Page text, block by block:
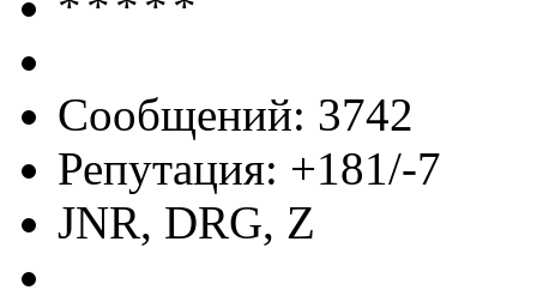
Сообщений: 3742
Репутация: +181/-7
JNR, DRG, Z